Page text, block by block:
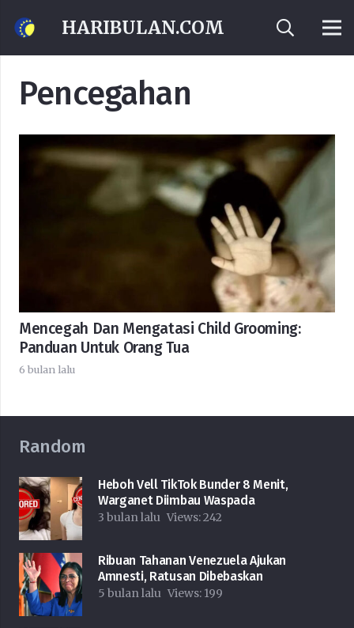
HARIBULAN.COM
Pencegahan
Mencegah Dan Mengatasi Child Grooming:
Panduan Untuk Orang Tua
6 bulan lalu
Random
Heboh Vell TikTok Bunder 8 Menit,
Warganet Diimbau Waspada
3 bulan lalu Views:242
Ribuan Tahanan Venezuela Ajukan
Amnesti, Ratusan Dibebaskan
5 bulan lalu Views: 199